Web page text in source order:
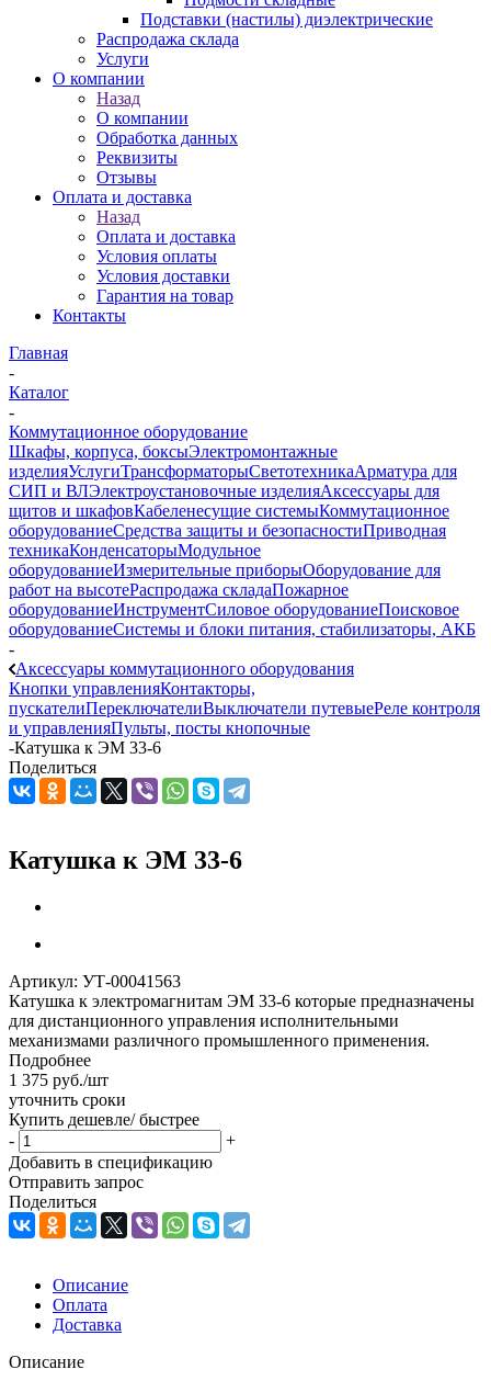
Подставки (настилы) диэлектрические
Распродажа склада
Услуги
О компании
Назад
О компании
Обработка данных
Реквизиты
Отзывы
Оплата и доставка
Назад
Оплата и доставка
Условия оплаты
Условия доставки
Гарантия на товар
Контакты
Главная
-
Каталог
-
Коммутационное оборудование
Шкафы, корпуса, боксыЭлектромонтажные
изделияУслугиТрансформаторыСветотехникаАрматура для
СИП и ВЛЭлектроустановочные изделияАксессуары для
щитов и шкафовКабеленесущие системыКоммутационное
оборудованиеСредства защиты и безопасностиПриводная
техникаКонденсаторыМодульное
оборудованиеИзмерительные приборыОборудование для
работ на высотеРаспродажа складаПожарное
оборудованиеИнструментСиловое оборудованиеПоисковое
оборудованиеСистемы и блоки питания, стабилизаторы, АКБ
-
Аксессуары коммутационного оборудования
Кнопки управленияКонтакторы,
пускателиПереключателиВыключатели путевыеРеле контроля
и управленияПульты, посты кнопочные
-Катушка к ЭМ 33-6
Поделиться
Катушка к ЭМ 33-6
Артикул: УТ-00041563
Катушка к электромагнитам ЭМ 33-6 которые предназначены
для дистанционного управления исполнительными
механизмами различного промышленного применения.
Подробнее
1 375 руб./шт
уточнить сроки
Купить дешевле/ быстрее
-
+
Добавить в спецификацию
Отправить запрос
Поделиться
Описание
Оплата
Доставка
Описание